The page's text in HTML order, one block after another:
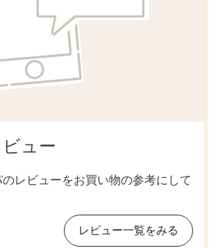
ュー
レビューをお買い物の参考にして
レビュー一覧をみる